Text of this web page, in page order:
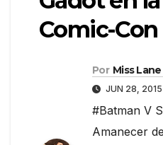
Comic-Con
Por Miss Lane
JUN 28, 2015
#Batman V
Amanecer